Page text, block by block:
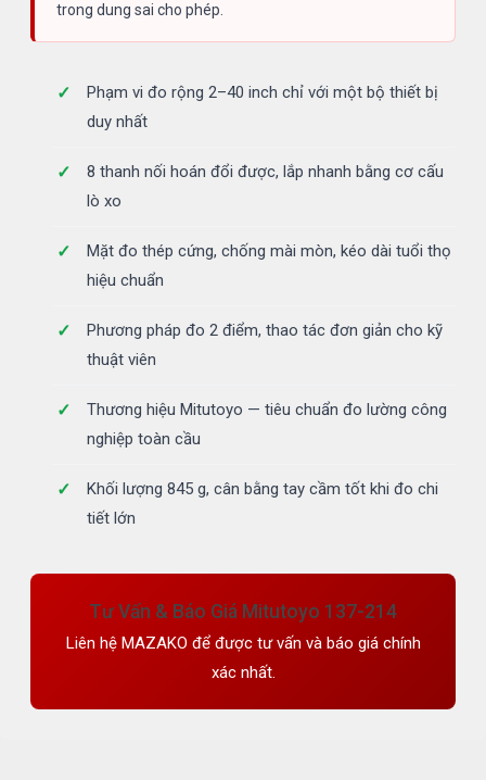
trong dung sai cho phép.
Phạm vi đo rộng 2–40 inch chỉ với một bộ thiết bị
duy nhất
8 thanh nối hoán đổi được, lắp nhanh bằng cơ cấu
lò xo
Mặt đo thép cứng, chống mài mòn, kéo dài tuổi thọ
hiệu chuẩn
Phương pháp đo 2 điểm, thao tác đơn giản cho kỹ
thuật viên
Thương hiệu Mitutoyo — tiêu chuẩn đo lường công
nghiệp toàn cầu
Khối lượng 845 g, cân bằng tay cầm tốt khi đo chi
tiết lớn
Tư Vấn & Báo Giá Mitutoyo 137-214
Liên hệ MAZAKO để được tư vấn và báo giá chính
xác nhất.